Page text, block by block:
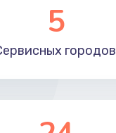
709 руб.
529 руб.
Заказать
5
городов